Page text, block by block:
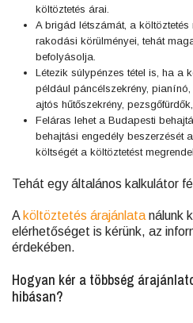
költöztetés árai.
A brigád létszámát, a
rakodási körülményei, tehát
befolyásolja.
Létezik súlypénzes tétel is, ha a
például páncélszekrény,
ajtós hűtőszekrény,
Feláras lehet a Budapesti
behajtási engedély beszerzését
költségét a költöztetést
Tehát egy általános kalkulátor
A költöztetés árajánlata nálunk
elérhetőséget is kérünk, az
érdekében.
Hogyan kér a többség
hibásan?